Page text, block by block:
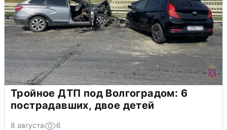
Тройное ДТП под Волгоградом: 6
пострадавших, двое детей
8 августа 6